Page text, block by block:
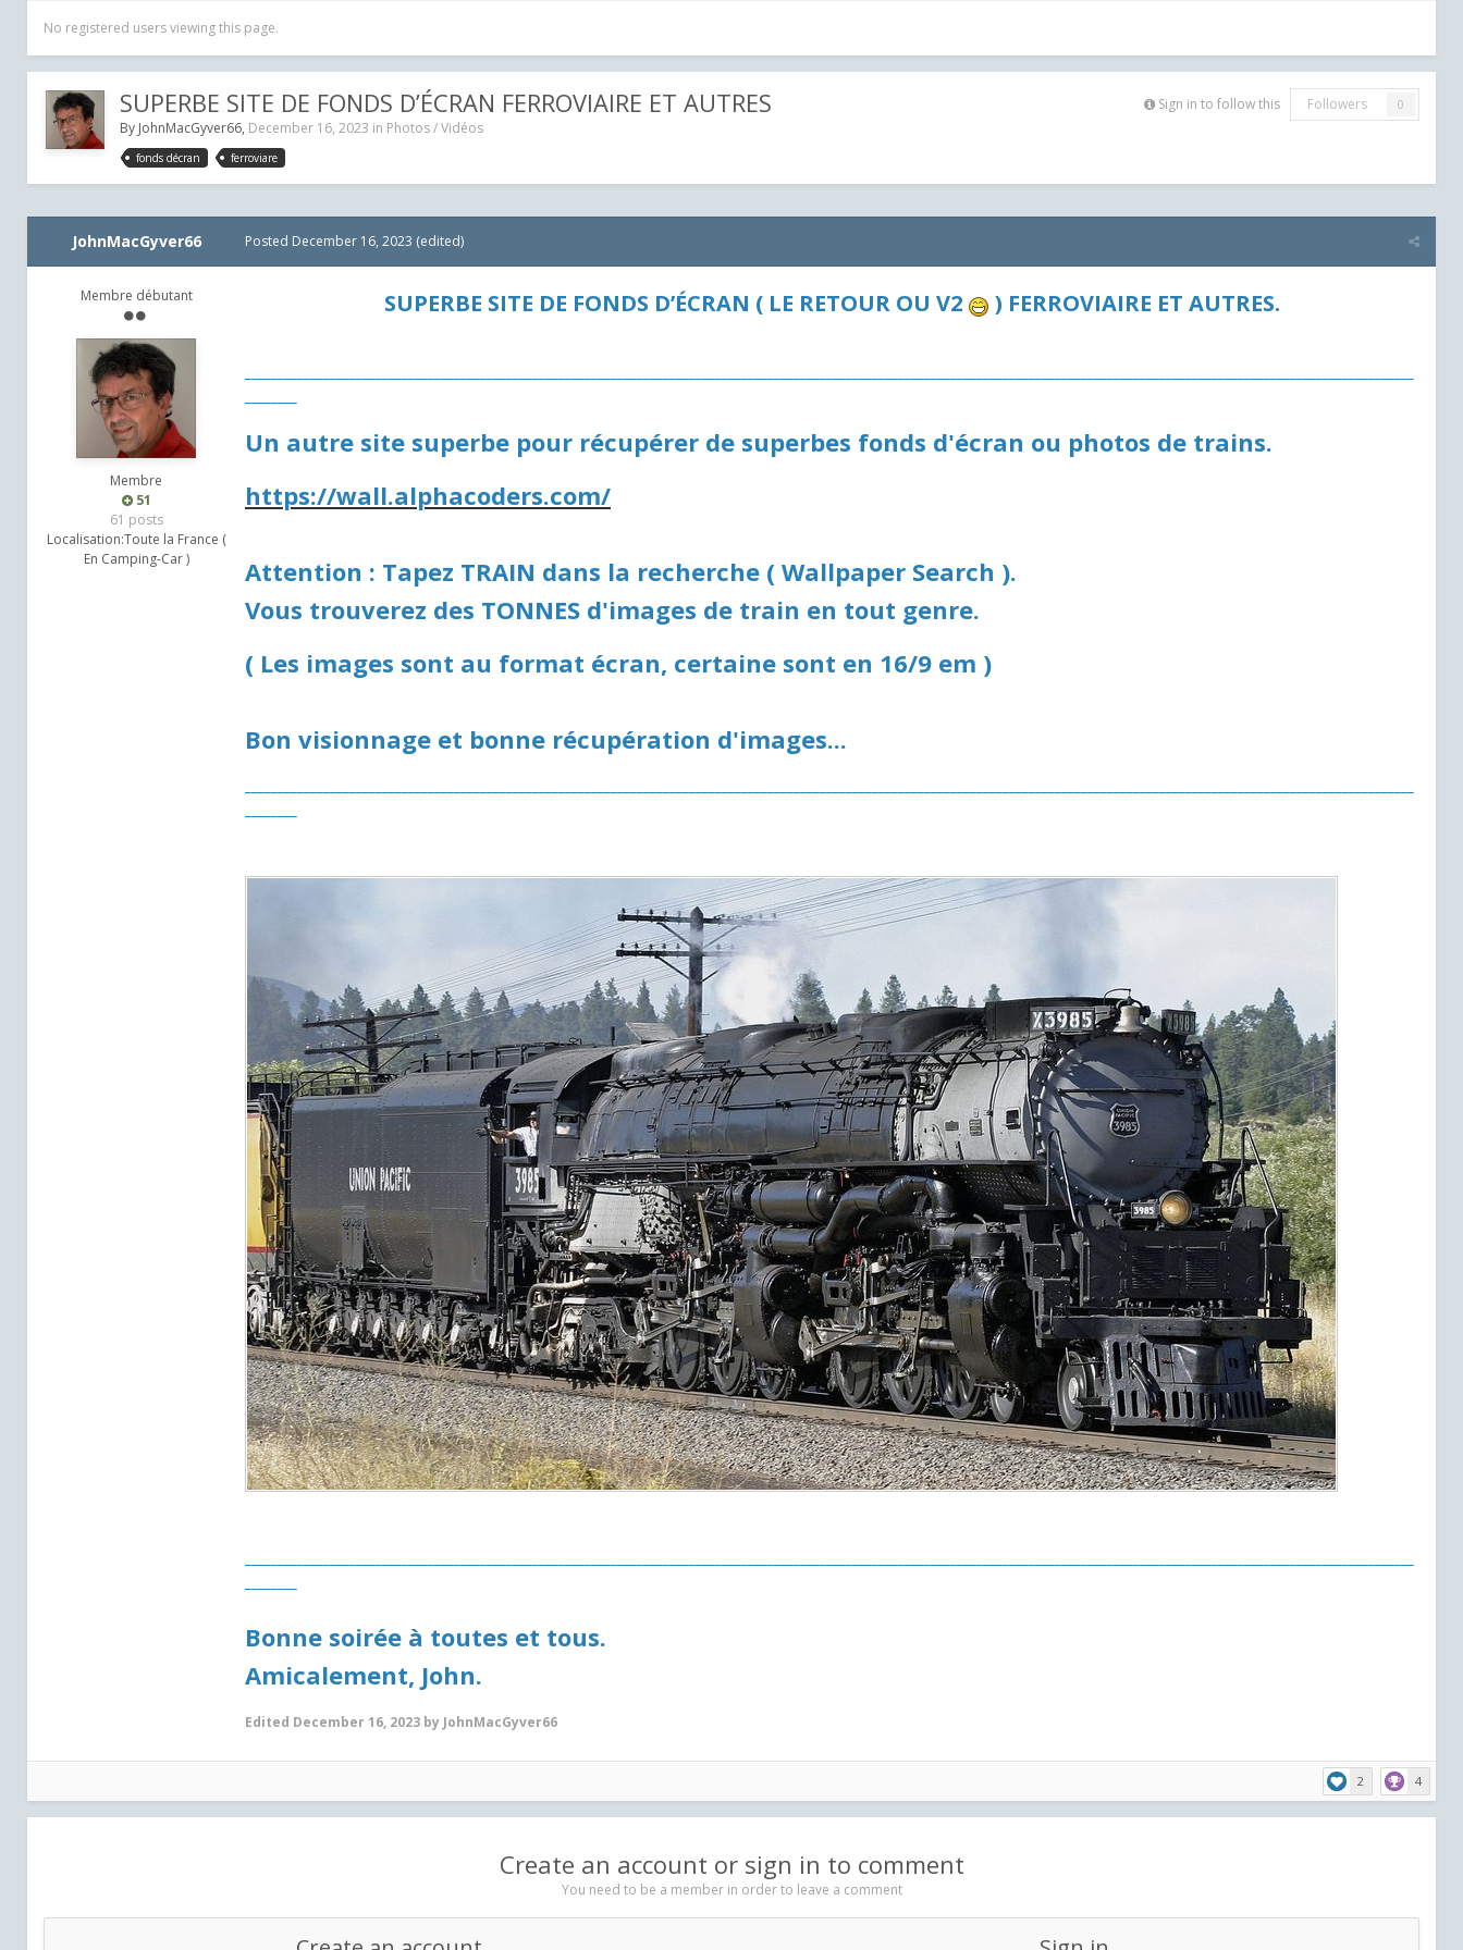
No registered users viewing this page.
Sign in to follow this Followers 0
SUPERBE SITE DE FONDS D’ÉCRAN FERROVIAIRE ET AUTRES
By JohnMacGyver66, December 16, 2023 in Photos / Vidéos
fonds décran ferroviare
JohnMacGyver66
Membre débutant
Membre
51
61 posts
Localisation:Toute la France (
En Camping-Car )
Posted December 16, 2023 (edited)
SUPERBE SITE DE FONDS D’ÉCRAN ( LE RETOUR OU V2 ) FERROVIAIRE ET AUTRES.
Un autre site superbe pour récupérer de superbes fonds d'écran ou photos de trains.
https://wall.alphacoders.com/
Attention : Tapez TRAIN dans la recherche ( Wallpaper Search ).
Vous trouverez des TONNES d'images de train en tout genre.
( Les images sont au format écran, certaine sont en 16/9 em )
Bon visionnage et bonne récupération d'images...
Bonne soirée à toutes et tous.
Amicalement, John.
Edited December 16, 2023 by JohnMacGyver66
2 4
Create an account or sign in to comment
You need to be a member in order to leave a comment